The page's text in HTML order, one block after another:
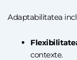
Adaptabilitatea
contexte.